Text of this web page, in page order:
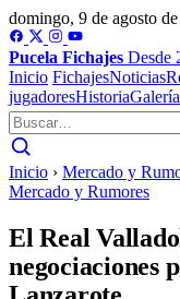
domingo, 9 de agosto
Pucela Fichajes Desde
Inicio FichajesNoticias
jugadoresHistoriaGalería
Inicio › Mercado y
Mercado y Rumores
El Real
negociaciones